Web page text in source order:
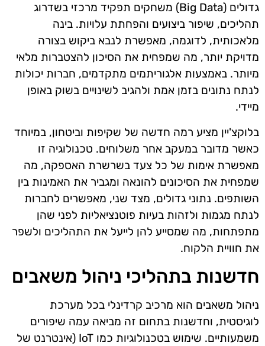
גדולים (Big Data) משחקים תפקיד מרכזי בשדרוג
תהליכים, שיפור ביצועים והפחתת עלויות. בינה
מלאכותית, לדוגמה, מאפשרת לנבא ביקוש בצורה
מדויקת יותר, מה שמפחית את הסיכון להצטברות מלאי
מיותר. באמצעות אלגוריתמים מתקדמים, חברות יכולות
לנתח נתונים בזמן אמת ולהגיב לשינויים בשוק באופן
מיידי.
בלוקצ'יין מציע רמה חדשה של שקיפות וביטחון, במיוחד
כאשר מדובר במעקב אחר משלוחים. טכנולוגיה זו
מאפשרת אימות של כל צעד בשרשרת האספקה, מה
שמפחית את הסיכונים להונאה ומגביר את האמינות בין
השותפים. נתוני גדולים, מצד שני, מאפשרים לחברות
לנתח מגמות ולזהות בעיות פוטנציאליות לפני שהן
מתפתחות, מה שמסייע להן לייעל את התהליכים ולשפר
את חוויית הלקוח.
חדשנות בתהליכי ניהול משאבים
ניהול משאבים הוא מרכיב קרדינלי בכל מערכת
לוגיסטית, וחדשנות בתחום זה מביאה עמה שיפורים
משמעותיים. שימוש בטכנולוגיות כמו IoT (אינטרנט של